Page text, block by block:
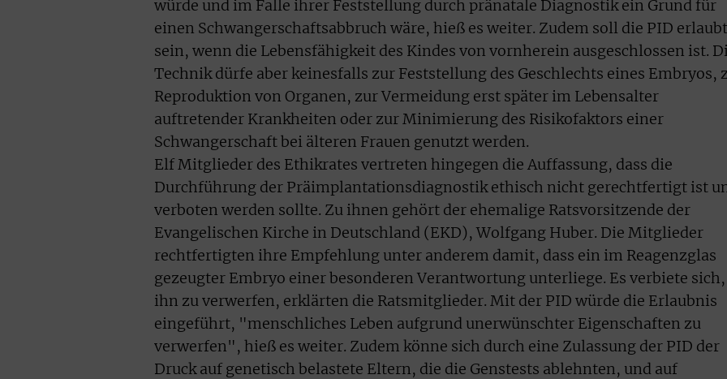
würde und im Falle ihrer Feststellung durch pränatale Diagnostik ein Grund für
einen Schwangerschaftsabbruch wäre, hieß es weiter. Zudem soll die PID erlaubt
sein, wenn die Lebensfähigkeit des Kindes von vornherein ausgeschlossen ist.
Technik dürfe aber keinesfalls zur Feststellung des Geschlechts eines Embryos,
Reproduktion von Organen, zur Vermeidung erst später im Lebensalter
auftretender Krankheiten oder zur Minimierung des Risikofaktors einer
Schwangerschaft bei älteren Frauen genutzt werden.
Elf Mitglieder des Ethikrates vertreten hingegen die Auffassung, dass die
Durchführung der Präimplantationsdiagnostik ethisch nicht gerechtfertigt ist
verboten werden sollte. Zu ihnen gehört der ehemalige Ratsvorsitzende der
Evangelischen Kirche in Deutschland (EKD), Wolfgang Huber. Die Mitglieder
rechtfertigten ihre Empfehlung unter anderem damit, dass ein im Reagenzglas
gezeugter Embryo einer besonderen Verantwortung unterliege. Es verbiete sich,
ihn zu verwerfen, erklärten die Ratsmitglieder. Mit der PID würde die Erlaubnis
eingeführt, "menschliches Leben aufgrund unerwünschter Eigenschaften zu
verwerfen", hieß es weiter. Zudem könne sich durch eine Zulassung der PID der
Druck auf genetisch belastete Eltern, die die Genstests ablehnten, und auf